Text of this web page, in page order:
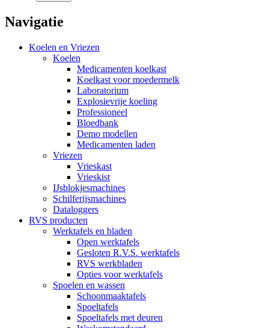
Navigatie
Koelen en Vriezen
Koelen
Medicamenten koelkast
Koelkast voor moedermelk
Laboratorium
Explosievrije koeling
Professioneel
Bloedbank
Demo modellen
Medicamenten laden
Vriezen
Vrieskast
Vrieskist
IJsblokjesmachines
Schilferijsmachines
Dataloggers
RVS producten
Werktafels en bladen
Open werktafels
Gesloten R.V.S. werktafels
RVS werkbladen
Opties voor werktafels
Spoelen en wassen
Schoonmaaktafels
Spoeltafels
Spoeltafels met deuren